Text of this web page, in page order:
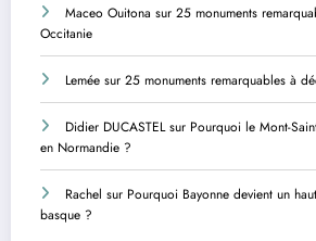
Maceo Ouitona sur 25 monuments
Occitanie
Lemée sur 25 monuments remarquables à
Didier DUCASTELsur Pourquoi le Mont-
en Normandie ?
Rachel sur Pourquoi Bayonne devient un
basque ?